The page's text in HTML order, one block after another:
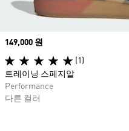
Price
149,000 원
(1)
트레이닝 스페지알
Performance
다른 컬러